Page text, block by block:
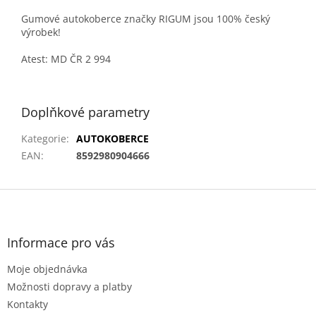
Gumové autokoberce značky RIGUM jsou 100% český
výrobek!
Atest: MD ČR 2 994
Doplňkové parametry
Kategorie: AUTOKOBERCE
EAN: 8592980904666
Z
Informace pro vás
Moje objednávka
Možnosti dopravy a platby
Kontakty